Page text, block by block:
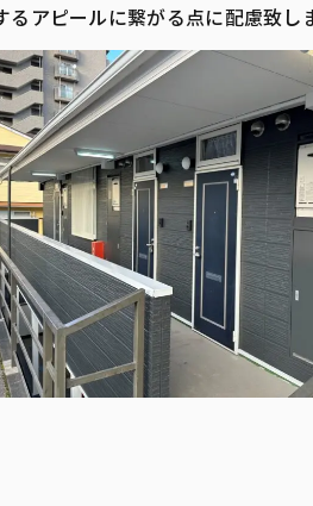
アピールに繋がる点に配慮致し